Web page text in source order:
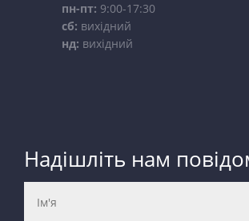
пн-пт: 9:00-17:30
сб: вихідний
нд: вихідний
Надішліть нам